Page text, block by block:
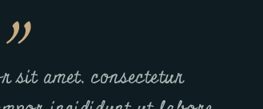
sit amet, consectetur